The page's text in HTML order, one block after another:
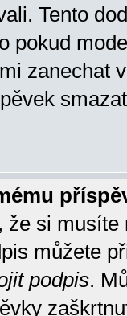
Tento
pokud
zanechat
že si
můžete
podpis.